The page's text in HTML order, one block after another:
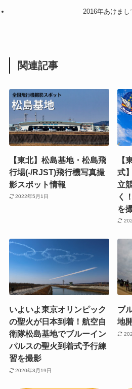
2016年あけま
関連記事
【東北】松島基地・松島飛
行場(-/RJST)飛行機写真撮
影スポット情報
2022年5月1日
【
式
立
く
を
いよいよ東京オリンピック
の聖火が日本到着！航空自
衛隊松島基地でブルーイン
パルスの聖火到着式予行練
習を撮影
2020年3月19日
ブ
地